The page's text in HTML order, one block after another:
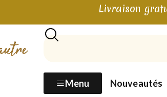
Livraison
Menu Nouveautés